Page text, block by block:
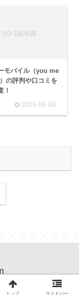
モバイル（you me
の評判や口コミを
！
2026.05.06
トップ サイドバー